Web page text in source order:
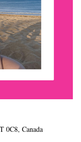
0C8, Canada